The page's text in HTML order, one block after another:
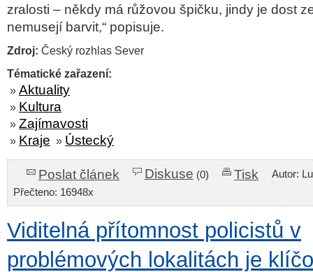
zralosti – někdy má růžovou špičku, jindy je dost
nemusejí barvit,“ popisuje.
Zdroj: Český rozhlas Sever
Tématické zařazení:
» Aktuality
» Kultura
» Zajímavosti
» Kraje » Ústecký
Poslat článek Diskuse (0) Tisk
Autor:
Přečteno: 16948x
Viditelná přítomnost policistů v
problémových lokalitách je